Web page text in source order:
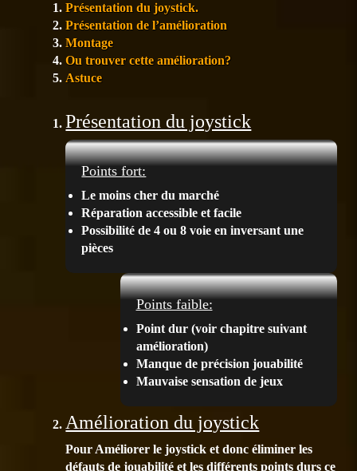
Présentation du joystick.
Présentation de l’amélioration
Montage
Ou trouver cette amélioration?
Astuce
Présentation du joystick
Points fort:
Le moins cher du marché
Réparation accessible et facile
Possibilité de 4 ou 8 voie en inversant une
pièces
Points faible:
Point dur (voir chapitre suivant
amélioration)
Manque de précision jouabilité
Mauvaise sensation de jeux
Amélioration du joystick
Pour Améliorer le joystick et donc éliminer les
défauts de jouabilité et les différents points durs ce